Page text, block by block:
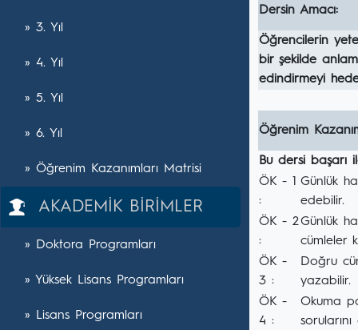
» 3. Yıl
» 4. Yıl
» 5. Yıl
» 6. Yıl
» Öğrenim Kazanımları Matrisi
AKADEMİK BİRİMLER
» Doktora Programları
» Yüksek Lisans Programları
» Lisans Programları
Dersin Amacı:
Öğrencilerin
bir şekilde
edindirmeyi
Öğrenim
Bu dersi başarı
ÖK - 1
:
Günlük
edebilir.
ÖK - 2
:
Günlük
cümleler
ÖK -
3 :
Doğru
yazabilir.
ÖK -
4 :
Okuma